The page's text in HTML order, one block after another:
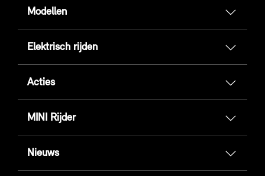
Modellen
Elektrisch rijden
Acties
MINI Rijder
Nieuws